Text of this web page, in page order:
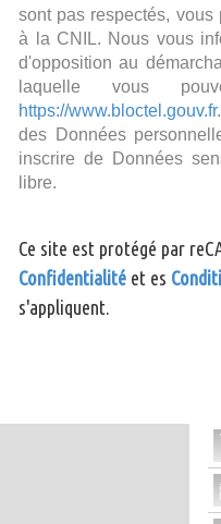
sont pas respectés,
à la CNIL. Nous vous
d'opposition au
laquelle vous
https://www.bloctel.gouv.fr
des Données
inscrire de Données
libre.
Ce site est protégé par
Confidentialité et es
s'appliquent.